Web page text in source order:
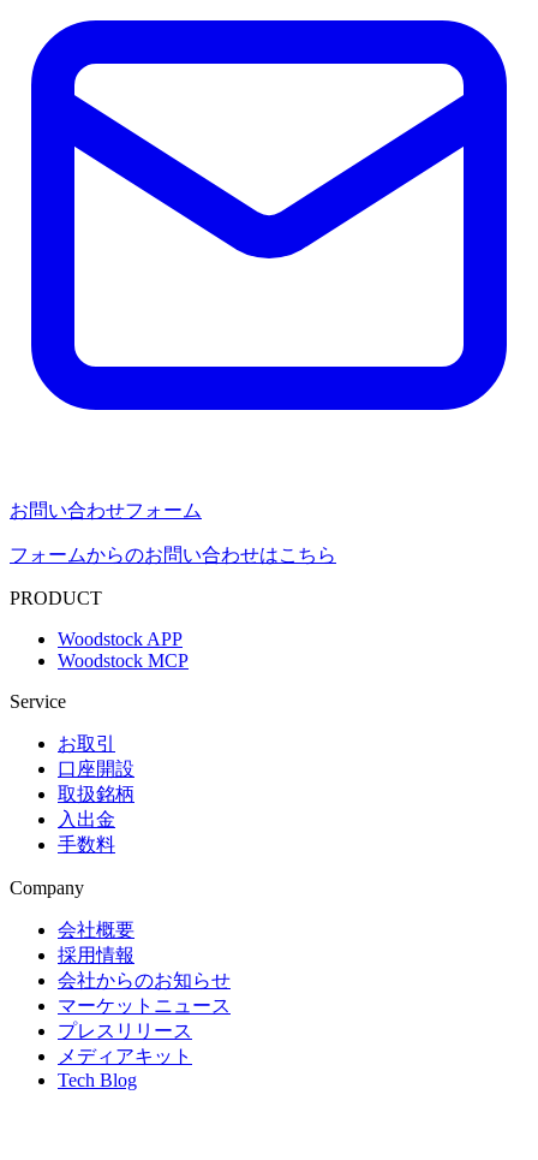
お問い合わせフォーム
フォームからのお問い合わせはこちら
PRODUCT
Woodstock APP
Woodstock MCP
Service
お取引
口座開設
取扱銘柄
入出金
手数料
Company
会社概要
採用情報
会社からのお知らせ
マーケットニュース
プレスリリース
メディアキット
Tech Blog